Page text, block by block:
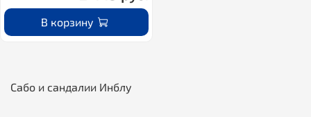
В корзину
Cабо и сандалии Инблу